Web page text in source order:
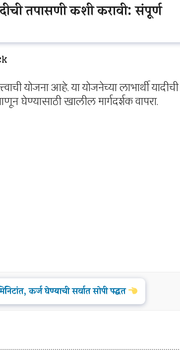
तपासणी कशी करावी: संपूर्ण
योजना आहे. या योजनेच्या लाभार्थी यादीची
घेण्यासाठी खालील मार्गदर्शक वापरा.
कर्ज घेण्याची सर्वात सोपी पद्धत